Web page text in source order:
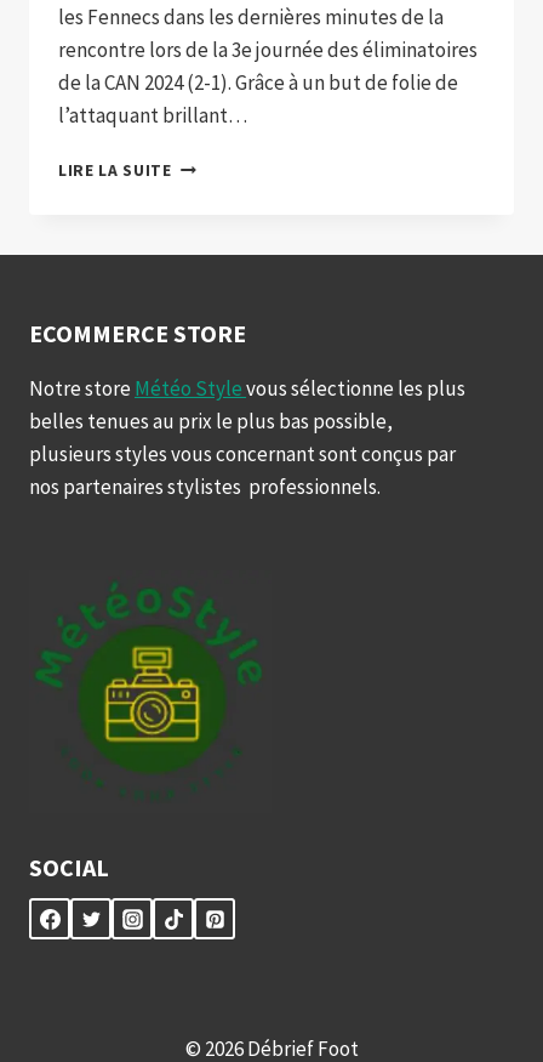
les Fennecs dans les dernières minutes de la
rencontre lors de la 3e journée des éliminatoires
de la CAN 2024 (2-1). Grâce à un but de folie de
l’attaquant brillant…
LIRE LA SUITEL’ALGÉRIE
ECOMMERCE STORE
Notre store Météo Stylevous sélectionne les plus
belles tenues au prix le plus bas possible,
plusieurs styles vous concernant sont conçus par
nos partenaires stylistes professionnels.
SOCIAL
© 2026 Débrief Foot